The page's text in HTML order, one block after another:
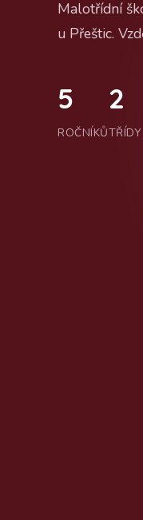
Malotřídní
u Přeštic.
5
ROČNÍKŮ
2